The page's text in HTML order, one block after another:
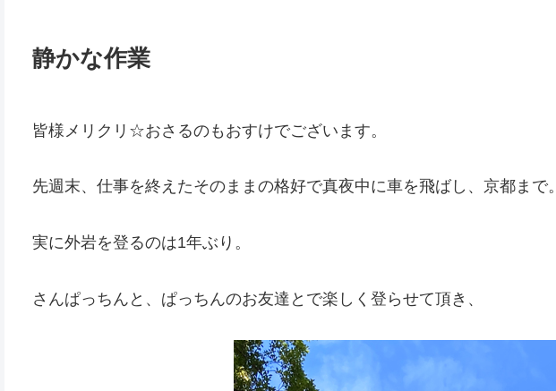
静かな作業
皆様メリクリ☆おさるのもおすけでございます。
先週末、仕事を終えたそのままの格好で真夜中に車を飛ばし、京都まで。
実に外岩を登るのは1年ぶり。
さんぱっちんと、ぱっちんのお友達とで楽しく登らせて頂き、